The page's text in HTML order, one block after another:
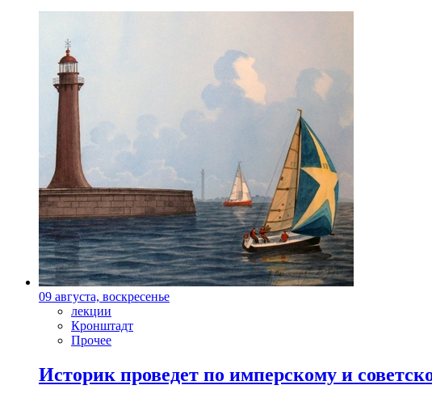
09 августа, воскресенье
лекции
Кронштадт
Прочее
Историк проведет по имперскому и